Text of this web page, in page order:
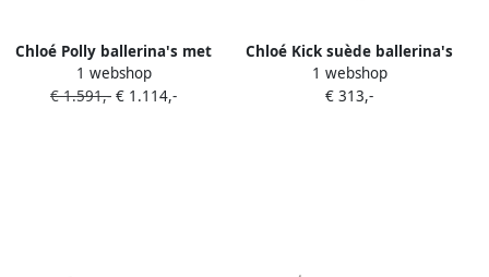
Chloé Polly ballerina's met
gespband Roze
1 webshop
€ 1.591,- € 1.114,-
Chloé Kick suède ballerina's
Bruin
1 webshop
€ 313,-